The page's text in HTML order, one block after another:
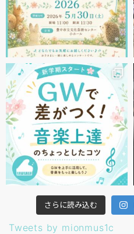
さらに読み込む
Tweets by mionmus1c